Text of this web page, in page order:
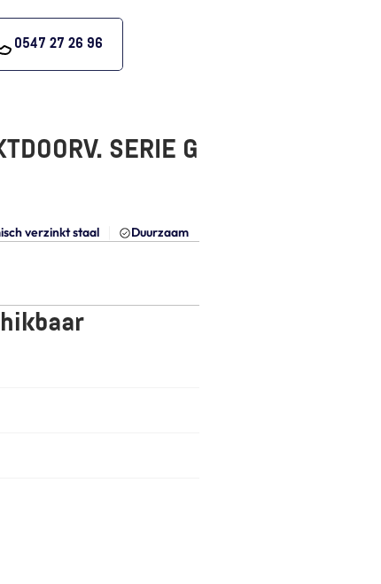
0547 27 26 96
SERIE G
verzinkt staal Duurzaam